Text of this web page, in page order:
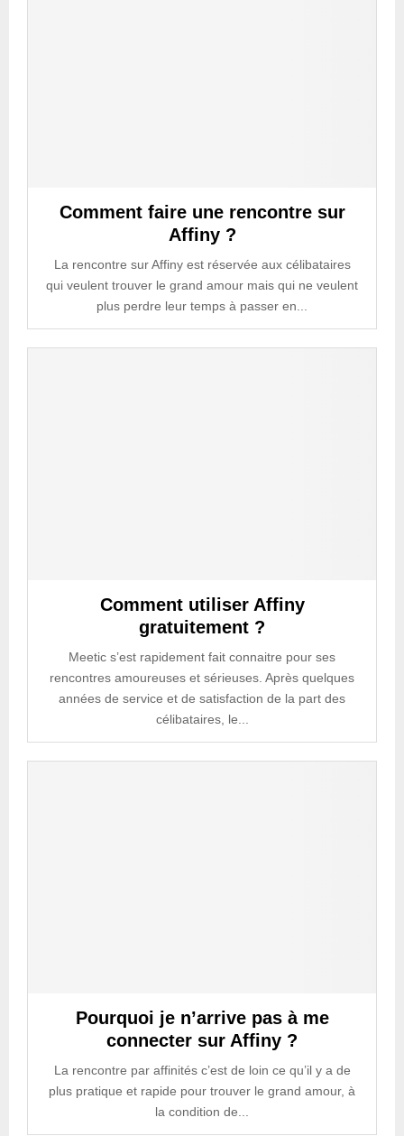
Comment faire une rencontre sur
Affiny ?
La rencontre sur Affiny est réservée aux célibataires
qui veulent trouver le grand amour mais qui ne veulent
plus perdre leur temps à passer en...
Comment utiliser Affiny
gratuitement ?
Meetic s’est rapidement fait connaitre pour ses
rencontres amoureuses et sérieuses. Après quelques
années de service et de satisfaction de la part des
célibataires, le...
Pourquoi je n’arrive pas à me
connecter sur Affiny ?
La rencontre par affinités c’est de loin ce qu’il y a de
plus pratique et rapide pour trouver le grand amour, à
la condition de...